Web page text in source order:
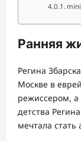
Ранняя
Регина
Москве в
режиссером, а
детства
мечтала стать